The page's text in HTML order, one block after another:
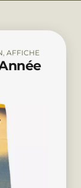
, AFFICHE